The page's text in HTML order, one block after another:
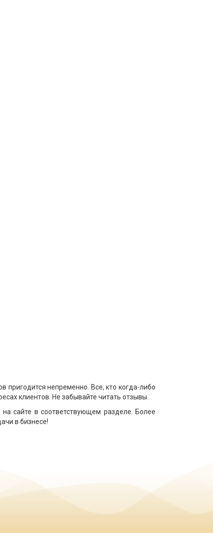
непременно. Все, кто когда-либо
клиентов. Не забывайте читать отзывы.
сайте в соответствующем разделе. Более
в бизнесе!